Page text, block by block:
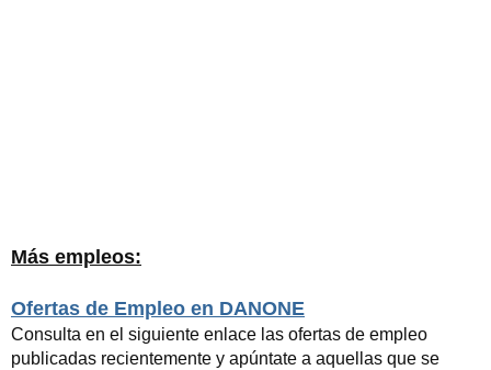
Más empleos:
Ofertas de Empleo en DANONE
Consulta en el siguiente enlace las ofertas de empleo
publicadas recientemente y apúntate a aquellas que se